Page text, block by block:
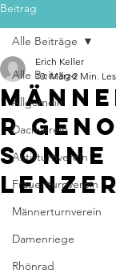
Beitrag
Alle Beiträge
Allgemein
Dachverein
Aktivturnverein
Frauenturnverein
Männerturnverein
Damenriege
Rhönrad
Alle Beiträge
r
Erich Keller
10. März 2 Min.